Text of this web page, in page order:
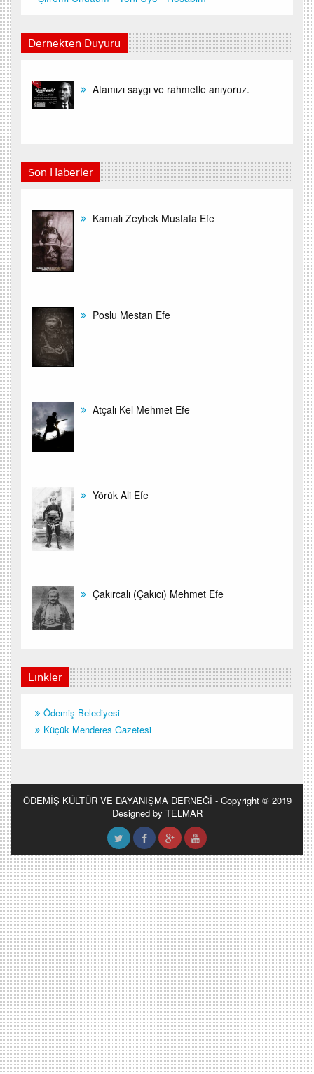
Dernekten Duyuru
Atamızı saygı ve rahmetle anıyoruz.
Son Haberler
Kamalı Zeybek Mustafa Efe
Poslu Mestan Efe
Atçalı Kel Mehmet Efe
Yörük Ali Efe
Çakırcalı (Çakıcı) Mehmet Efe
Linkler
Ödemiş Belediyesi
Küçük Menderes Gazetesi
ÖDEMİŞ KÜLTÜR VE DAYANIŞMA DERNEĞİ - Copyright © 2019
Designed by TELMAR